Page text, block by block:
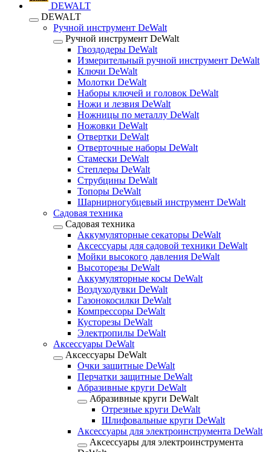
DEWALT
DEWALT
Ручной инструмент DeWalt
Ручной инструмент DeWalt
Гвоздодеры DeWalt
Измерительный ручной инструмент DeWalt
Ключи DeWalt
Молотки DeWalt
Наборы ключей и головок DeWalt
Ножи и лезвия DeWalt
Ножницы по металлу DeWalt
Ножовки DeWalt
Отвертки DeWalt
Отверточные наборы DeWalt
Стамески DeWalt
Степлеры DeWalt
Струбцины DeWalt
Топоры DeWalt
Шарнирногубцевый инструмент DeWalt
Садовая техника
Садовая техника
Аккумуляторные секаторы DeWalt
Аксессуары для садовой техники DeWalt
Мойки высокого давления DeWalt
Высоторезы DeWalt
Аккумуляторные косы DeWalt
Воздуходувки DeWalt
Газонокосилки DeWalt
Компрессоры DeWalt
Кусторезы DeWalt
Электропилы DeWalt
Аксессуары DeWalt
Аксессуары DeWalt
Очки защитные DeWalt
Перчатки защитные DeWalt
Абразивные круги DeWalt
Абразивные круги DeWalt
Отрезные круги DeWalt
Шлифовальные круги DeWalt
Аксессуары для электроинструмента DeWalt
Аксессуары для электроинструмента